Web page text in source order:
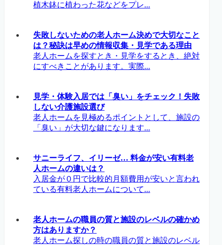
植木鉢に植わった花などをプレ...
失敗しないための老人ホーム決めで大切なこと
は？秘訣は早めの情報収集・見学である理由
老人ホームを探すとき・見学をするとき、絶対
にすべきことがあります。実際...
見学・体験入居では「臭い」をチェック！失敗
しない介護施設選び
老人ホームを見極めるポイントとして、施設の
「臭い」が大切な鍵になります...
サニーライフ、イリーゼ… 料金が安い有料老
人ホームの違いは？
入居金が０円で比較的月額費用が安いと言われ
ている有料老人ホームについて...
老人ホームの職員の質と施設のレベルの確かめ
方はありますか？
老人ホーム探しの時の職員の質と施設のレベル